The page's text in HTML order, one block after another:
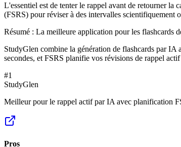
L'essentiel est de tenter le rappel avant de retourner la
(FSRS) pour réviser à des intervalles scientifiquement
Résumé : La meilleure application pour les flashcards
StudyGlen combine la génération de flashcards par IA
secondes, et FSRS planifie vos révisions de rappel
#1
StudyGlen
Meilleur pour le rappel actif par IA avec planification
Pros